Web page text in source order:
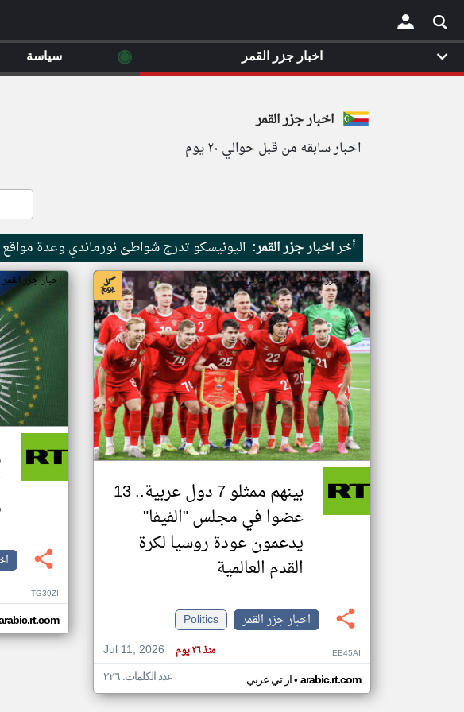
×
اخبار جزر القمر
اخبار سابقه من قبل حوالي ٢٠ يوم
أخراخبار جزر القمر: اليونيسكو تدرج شواطئ نورماندي وعدة
اخبار جزر القمر من ار تي عربي
بينهم ممثلو 7 دول عربية.. 13
عضوا في مجلس "الفيفا"
يدعمون عودة روسيا لكرة
القدم العالمية
اخبار جزر القمر
Politics
Jul 11, 2026
منذ ٢٦ يوم EE45AI
ار تي عربي• arabic.rt.com عدد الكلمات: ٢٢٦
اخبار جزر
TG39ZI
اخبار جزر القمر ◉ سياسة